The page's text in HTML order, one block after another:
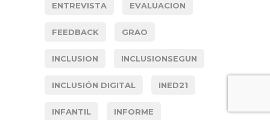
ENTREVISTA EVALUACION
FEEDBACK GRAO
INCLUSION INCLUSIONSEGUN
INCLUSIÓN DIGITAL INED21
INFANTIL INFORME